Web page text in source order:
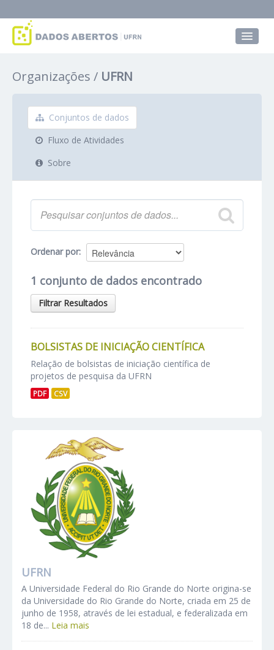
Grupos
Sobre
Organizações UFRN
Conjuntos de dados
Fluxo de Atividades
Sobre
Ordenar por
1 conjunto de dados encontrado
Filtrar Resultados
BOLSISTAS DE INICIAÇÃO CIENTÍFICA
Relação de bolsistas de iniciação científica de
projetos de pesquisa da UFRN
PDF CSV
UFRN
A Universidade Federal do Rio Grande do Norte origina-se
da Universidade do Rio Grande do Norte, criada em 25 de
junho de 1958, através de lei estadual, e federalizada em
18 de... Leia mais